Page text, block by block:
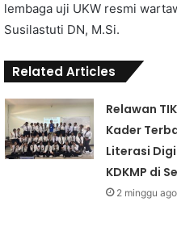
lembaga uji UKW resmi
Susilastuti DN, M.Si.
Related Articles
Relawan
Kader
Literasi
KDKMP di
2 minggu ago